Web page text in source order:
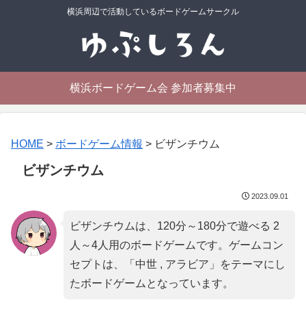
横浜周辺で活動しているボードゲームサークル
横浜ボードゲーム会 参加者募集中
HOME > ボードゲーム情報 > ビザンチウム
ビザンチウム
2023.09.01
ビザンチウムは、120分～180分で遊べる 2
人～4人用のボードゲームです。ゲームコン
セプトは、「 中世 , アラビア 」をテーマにし
たボードゲームとなっています。